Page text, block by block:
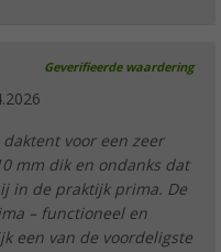
Geverifieerde waardering
voor een zeer
mm dik en ondanks dat
in de praktijk prima. De
– functioneel en
een van de voordeligste